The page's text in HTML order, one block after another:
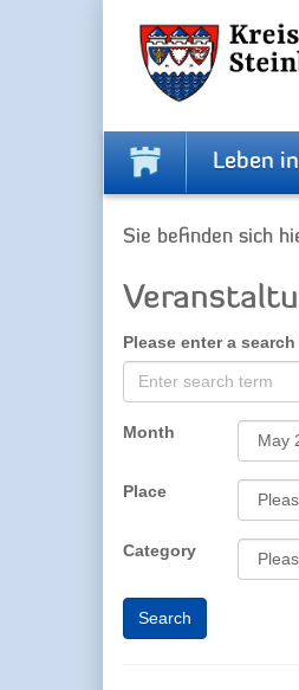
Leben
Sie befinden sich
Please enter a
Month
Place
Category